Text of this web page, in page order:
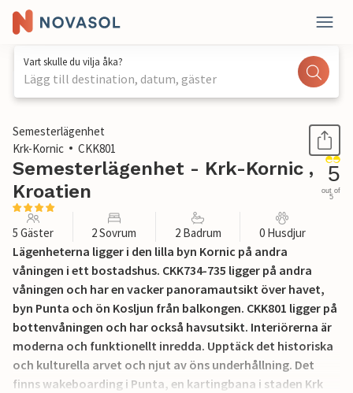
Vart skulle du vilja åka?
Lägg till destination, datum, gäster
1 / 28
Semesterlägenhet
Krk-Kornic
CKK801
Semesterlägenhet - Krk-Kornic ,
Kroatien
5
out of
5
5 Gäster 2 Sovrum 2 Badrum 0 Husdjur
Lägenheterna ligger i den lilla byn Kornic på andra
våningen i ett bostadshus. CKK734-735 ligger på andra
våningen och har en vacker panoramautsikt över havet,
byn Punta och ön Kosljun från balkongen. CKK801 ligger på
bottenvåningen och har också havsutsikt. Interiörerna är
moderna och funktionellt inredda. Upptäck det historiska
och kulturella arvet och njut av öns underhållning. Det
finns wakeboarding i Punta, en kartingbana i staden Krk